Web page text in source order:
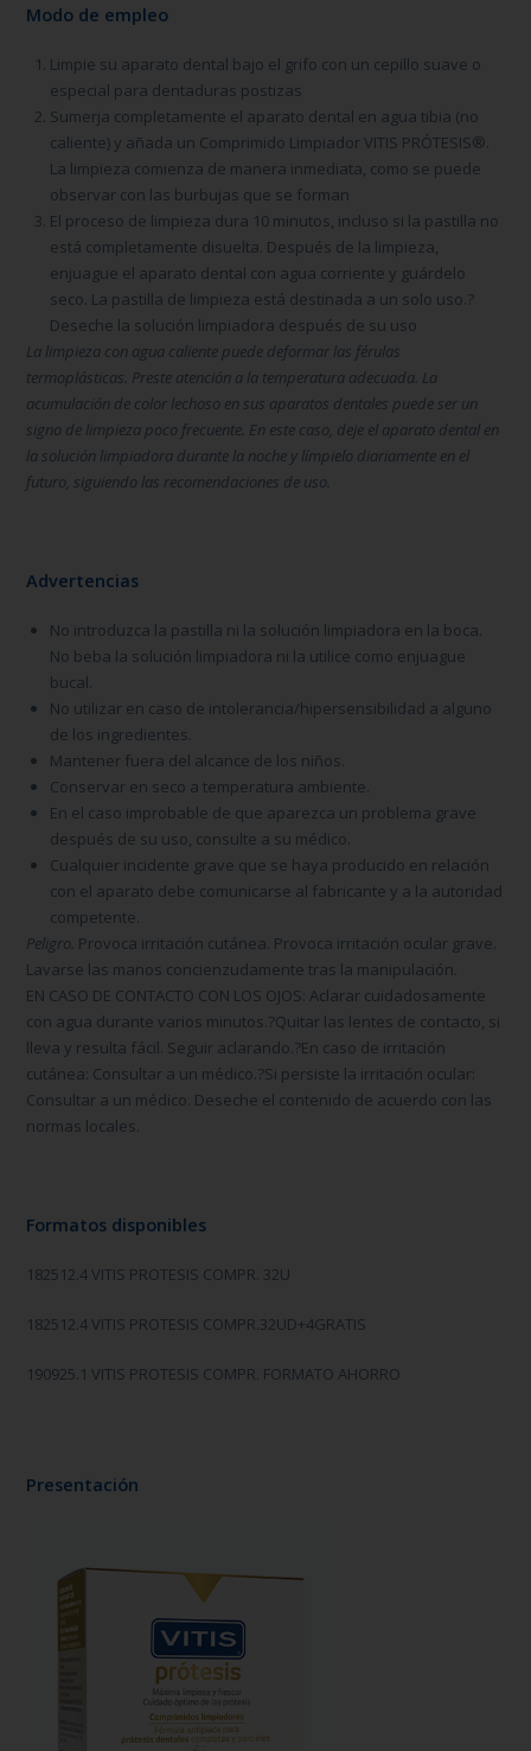
Modo de empleo
Limpie su aparato dental bajo el grifo con un cepillo suave o
especial para dentaduras postizas
Sumerja completamente el aparato dental en agua tibia (no
caliente) y añada un Comprimido Limpiador VITIS PRÓTESIS®.
La limpieza comienza de manera inmediata, como se puede
observar con las burbujas que se forman
El proceso de limpieza dura 10 minutos, incluso si la pastilla no
está completamente disuelta. Después de la limpieza,
enjuague el aparato dental con agua corriente y guárdelo
seco. La pastilla de limpieza está destinada a un solo uso.?
Deseche la solución limpiadora después de su uso
La limpieza con agua caliente puede deformar las férulas
termoplásticas. Preste atención a la temperatura adecuada. La
acumulación de color lechoso en sus aparatos dentales puede ser un
signo de limpieza poco frecuente. En este caso, deje el aparato dental en
la solución limpiadora durante la noche y límpielo diariamente en el
futuro, siguiendo las recomendaciones de uso.
Advertencias
No introduzca la pastilla ni la solución limpiadora en la boca.
No beba la solución limpiadora ni la utilice como enjuague
bucal.
No utilizar en caso de intolerancia/hipersensibilidad a alguno
de los ingredientes.
Mantener fuera del alcance de los niños.
Conservar en seco a temperatura ambiente.
En el caso improbable de que aparezca un problema grave
después de su uso, consulte a su médico.
Cualquier incidente grave que se haya producido en relación
con el aparato debe comunicarse al fabricante y a la autoridad
competente.
Peligro. Provoca irritación cutánea. Provoca irritación ocular grave.
Lavarse las manos concienzudamente tras la manipulación.
EN CASO DE CONTACTO CON LOS OJOS: Aclarar cuidadosamente
con agua durante varios minutos.?Quitar las lentes de contacto, si
lleva y resulta fácil. Seguir aclarando.?En caso de irritación
cutánea: Consultar a un médico.?Si persiste la irritación ocular:
Consultar a un médico. Deseche el contenido de acuerdo con las
normas locales.
Formatos disponibles
182512.4 VITIS PROTESIS COMPR. 32U
182512.4 VITIS PROTESIS COMPR.32UD+4GRATIS
190925.1 VITIS PROTESIS COMPR. FORMATO AHORRO
Presentación